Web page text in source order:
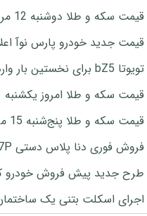
قیمت سکه و طلا دوشنبه 12 مرداد 1405
قیمت جدید خودرو پارس نوآ اعلام
تویوتا bZ5 برای نخستین بار وارد بازار ایران می‌شود
قیمت سکه و طلا امروز یکشنبه 1405/05/11
قیمت سکه و طلا پنج‌شنبه 15 مرداد 1405
فروش فوری دنا پلاس دستی EF7P (بدون قرعه کشی)
طرح جدید پیش فروش خودرو
اجرای اسکلت بتنی یک